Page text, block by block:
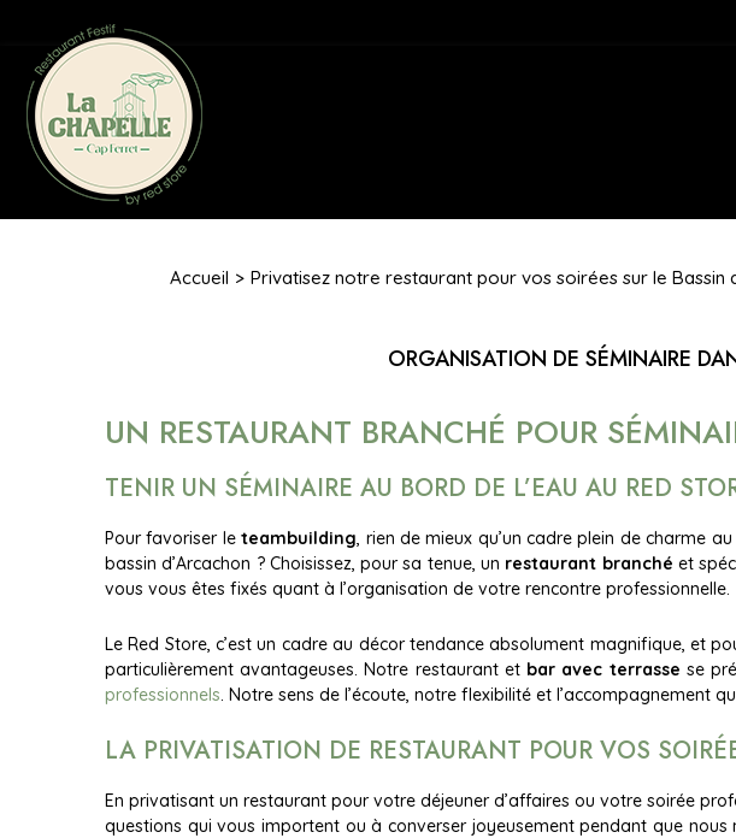
Accueil Privatisez notre restaurant pour vos soirées sur le Bassin
ORGANISATION DE SÉMINAIRE
UN RESTAURANT BRANCHÉ POUR
TENIR UN SÉMINAIRE AU BORD DE L’EAU AU RED
Pour favoriser leteambuilding, rien de mieux qu’un cadre plein de charme
bassin d’Arcachon ? Choisissez, pour sa tenue, un restaurant branché et
vous vous êtes fixés quant à l’organisation de votre rencontre professionnelle.
Le Red Store, c’est un cadre au décor tendance absolument magnifique, et
particulièrement avantageuses. Notre restaurant et bar avec terrasse se
professionnels. Notre sens de l’écoute, notre flexibilité et l’accompagnement
LA PRIVATISATION DE RESTAURANT POUR VOS
En privatisant un restaurant pour votre déjeuner d’affaires ou votre soirée
questions qui vous importent ou à converser joyeusement pendant que